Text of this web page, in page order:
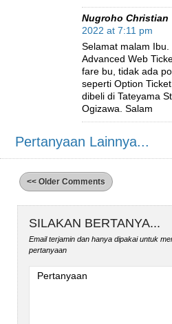
Nugroho Christian
2022 at 7:11 pm
Selamat malam Ibu.
Advanced Web
fare bu, tidak ada
seperti Option
dibeli di Tateyama
Ogizawa. Salam
Pertanyaan Lainnya...
<< Older Comments
SILAKAN BERTANYA...
Email terjamin dan hanya dipakai untuk
pertanyaan
Pertanyaan